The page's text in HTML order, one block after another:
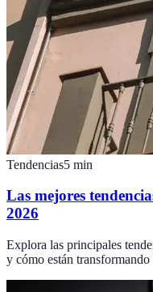
Tendencias5 min
Las mejores
2026
Explora las principales
y cómo están